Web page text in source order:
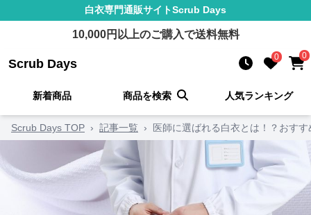
白衣専門通販サイトScrub Days
10,000円以上のご購入で送料無料
Scrub Days 0 0
新着商品 商品を検索 人気ランキング
Scrub Days TOP › 記事一覧 › 医師に選ばれる白衣とは！？おすす